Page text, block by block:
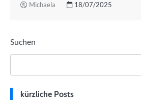
Michaela 18/07/2025
Suchen
kürzliche Posts